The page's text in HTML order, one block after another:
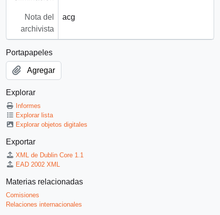
Nota del
archivista
acg
Portapapeles
Agregar
Explorar
Informes
Explorar lista
Explorar objetos digitales
Exportar
XML de Dublin Core 1.1
EAD 2002 XML
Materias relacionadas
Comisiones
Relaciones internacionales